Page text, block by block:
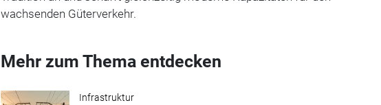
wachsenden Güterverkehr.
Mehr zum Thema entdecken
Infrastruktur